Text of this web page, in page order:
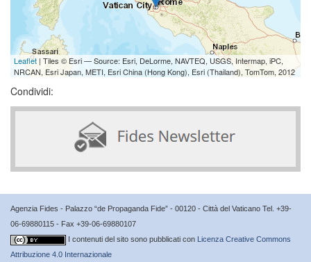
Leaflet | Tiles © Esri — Source: Esri, DeLorme, NAVTEQ, USGS, Intermap, iPC,
NRCAN, Esri Japan, METI, Esri China (Hong Kong), Esri (Thailand), TomTom, 2012
Condividi:
Agenzia Fides - Palazzo “de Propaganda Fide” - 00120 - Città del Vaticano Tel. +39-
06-69880115 - Fax +39-06-69880107
I contenuti del sito sono pubblicati con
Licenza Creative Commons
Attribuzione 4.0 Internazionale